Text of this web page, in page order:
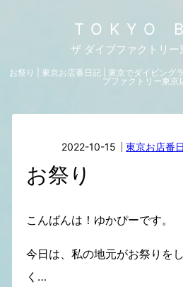
TOKYO
ザ ダイブファクトリ
お祭り | 東京お店番日記 | 東京でダイビング
ブファクトリー東京
2022-10-15 東京お店番
お祭り
こんばんは！ゆかぴーです。
今日は、私の地元がお祭りを
く…